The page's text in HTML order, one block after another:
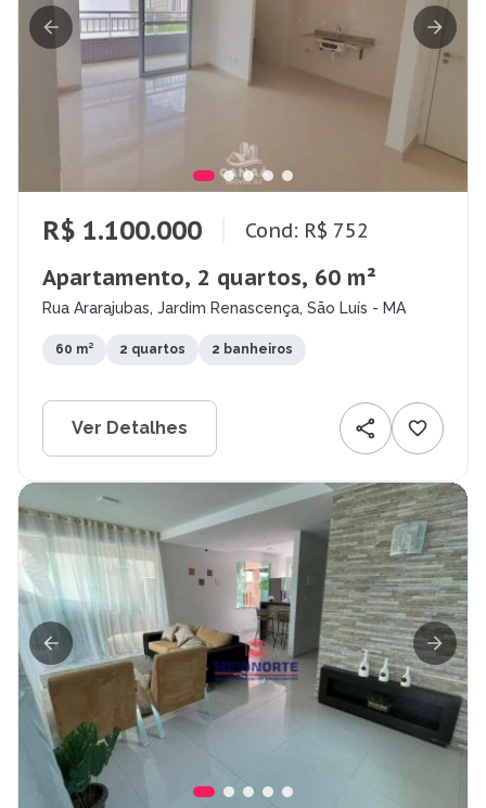
R$ 1.100.000 Cond: R$ 752
Apartamento, 2 quartos, 60 m²
Rua Ararajubas, Jardim Renascença, São Luís - MA
60 m² 2 quartos 2 banheiros
Ver Detalhes